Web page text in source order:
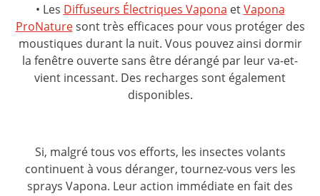
• Les Diffuseurs Électriques Vapona etVapona
ProNaturesont très efficaces pour vous protéger des
moustiques durant la nuit. Vous pouvez ainsi dormir
la fenêtre ouverte sans être dérangé par leur va-et-
vient incessant. Des recharges sont également
disponibles.
Si, malgré tous vos efforts, les insectes volants
continuent à vous déranger, tournez-vous vers les
sprays Vapona. Leur action immédiate en fait des